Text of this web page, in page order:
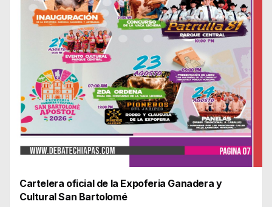
Cartelera oficial de la Expoferia Ganadera y
Cultural San Bartolomé